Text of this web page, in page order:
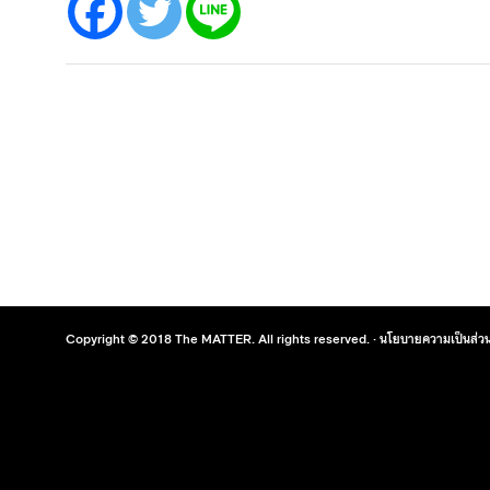
Copyright © 2018 The MATTER. All rights reserved. ·นโยบายความเป็นส่ว